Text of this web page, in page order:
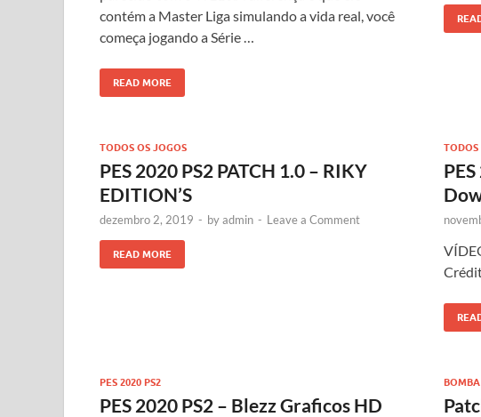
contém a Master Liga simulando a vida real, você
começa jogando a Série …
READ MORE
TODOS OS JOGOS
PES 2020 PS2 PATCH 1.0 – RIKY
EDITION’S
dezembro 2, 2019 - byadmin - Leave a Comment
READ MORE
TODOS
PES 2020 PS2
PES 2020 PS2 – Blezz Graficos HD
BOMBA